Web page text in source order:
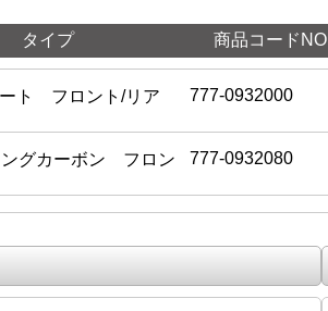
タイプ 商品コードNO
ト フロント/リア 777-0932000
ングカーボン フロン 777-0932080